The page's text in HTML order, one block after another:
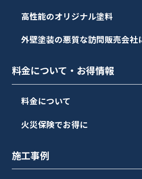
高性能のオリジナル塗料
外壁塗装の悪質な訪問販売会社
料金について・お得情報
料金について
火災保険でお得に
施工事例